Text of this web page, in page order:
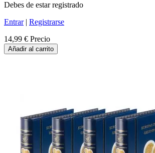
Debes de estar registrado
Entrar| Registrarse
14,99 € Precio
Añadir al carrito